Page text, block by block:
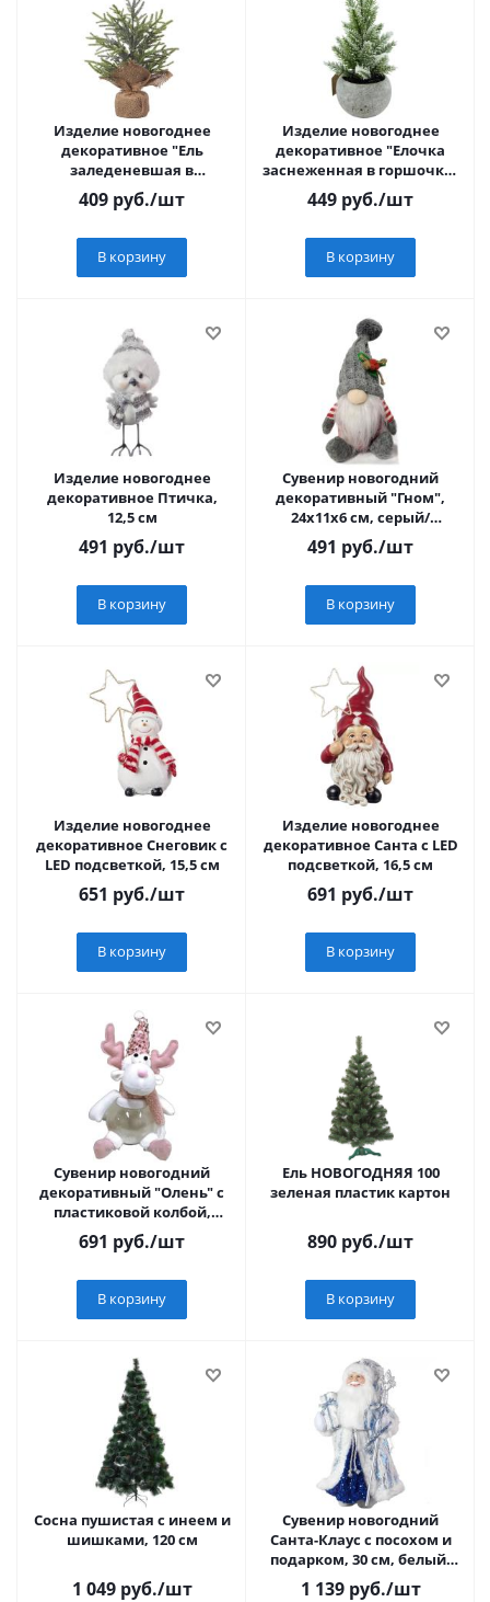
Изделие новогоднее
декоративное "Ель
заледеневшая в
джутовом мешочке" 34см
409 руб./шт
В корзину
Изделие новогоднее
декоративное "Елочка
заснеженная в горшочке"
Н23см
449 руб./шт
В корзину
Изделие новогоднее
декоративное Птичка,
12,5 см
491 руб./шт
В корзину
Сувенир новогодний
декоративный "Гном",
24x11x6 см, серый/
красный
491 руб./шт
В корзину
Изделие новогоднее
декоративное Снеговик с
LED подсветкой, 15,5 см
651 руб./шт
В корзину
Изделие новогоднее
декоративное Санта с LED
подсветкой, 16,5 см
691 руб./шт
В корзину
Сувенир новогодний
декоративный "Олень" с
пластиковой колбой,
12х12х32 см
691 руб./шт
В корзину
Ель НОВОГОДНЯЯ 100
зеленая пластик картон
890 руб./шт
В корзину
Сосна пушистая с инеем и
шишками, 120 см
1 049руб./шт
Сувенир новогодний
Санта-Клаус с посохом и
подарком, 30 см, белый/
голубой
1 139руб./шт